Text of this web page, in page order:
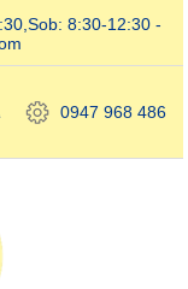
8:30-12:30 -
0947 968 486